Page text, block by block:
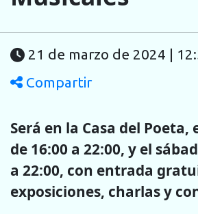
21 de marzo de 2024 |
Compartir
Será en la Casa del Poeta,
de 16:00 a 22:00, y el
a 22:00, con entrada
exposiciones, charlas y